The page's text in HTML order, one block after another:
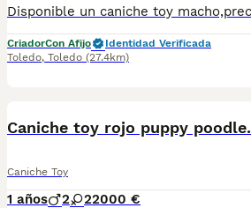
CriadorCon Afijo
Identidad Verificada
Toledo, Toledo (27.4km)
Caniche toy rojo puppy poodle.
Caniche Toy
1 años 2 22000 €